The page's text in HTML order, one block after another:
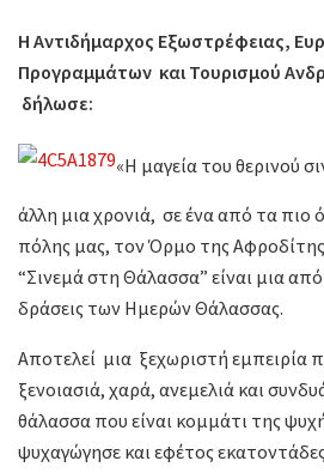
Η Αντιδήμαρχος Εξωστρέφειας,
Προγραμμάτων και Τουρισμού
δήλωσε:
«Η μαγεία του θερινού
άλλη μια χρονιά, σε ένα από τα πιο
πόλης μας, τον Όρμο της
“Σινεμά στη Θάλασσα” είναι μια
δράσεις των Ημερών Θάλασσας.
Αποτελεί μια ξεχωριστή εμπειρία
ξενοιασιά, χαρά, ανεμελιά και
θάλασσα που είναι κομμάτι της
ψυχαγώγησε και εφέτος